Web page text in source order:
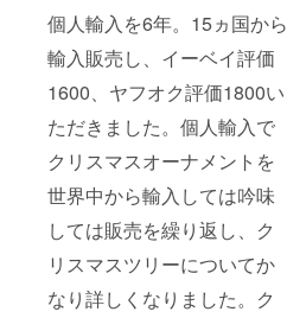
個人輸入を6年。15ヵ国から
輸入販売し、イーベイ評価
1600、ヤフオク評価1800い
ただきました。個人輸入で
クリスマスオーナメントを
世界中から輸入しては吟味
しては販売を繰り返し、ク
リスマスツリーについてか
なり詳しくなりました。ク